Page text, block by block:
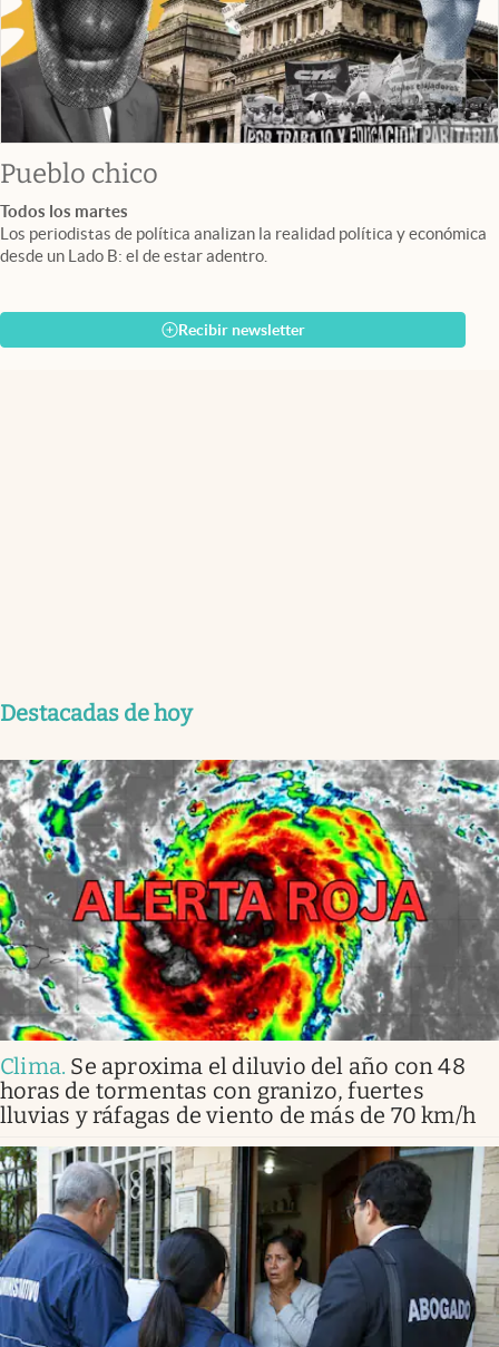
Pueblo chico
Todos los martes
Los periodistas de política analizan la realidad política y económica
desde un Lado B: el de estar adentro.
Recibir newsletter
Destacadas de hoy
Clima. Se aproxima el diluvio del año con 48
horas de tormentas con granizo, fuertes
lluvias y ráfagas de viento de más de 70 km/h